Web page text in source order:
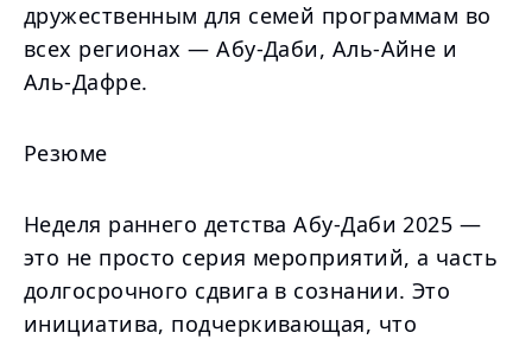
дружественным для семей программам во
всех регионах — Абу-Даби, Аль-Айне и
Аль-Дафре.
Резюме
Неделя раннего детства Абу-Даби 2025 —
это не просто серия мероприятий, а часть
долгосрочного сдвига в сознании. Это
инициатива, подчеркивающая, что